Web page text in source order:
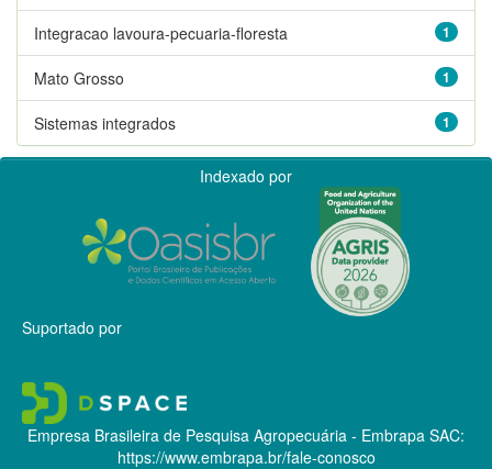
1
Integracao lavoura-pecuaria-floresta
1
Mato Grosso
1
Sistemas integrados
Indexado por
Suportado por
Empresa Brasileira de Pesquisa Agropecuária - Embrapa SAC:
https://www.embrapa.br/fale-conosco